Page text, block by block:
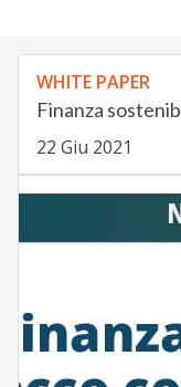
WHITE PAPER
Finanza
22 Giu 2021